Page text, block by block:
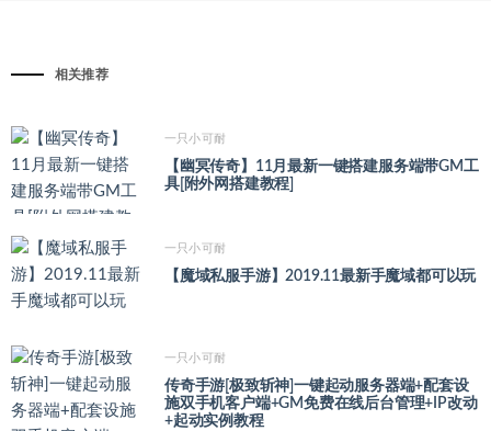
相关推荐
一只小可耐
【幽冥传奇】11月最新一键搭建服务端带GM工
具[附外网搭建教程]
一只小可耐
【魔域私服手游】2019.11最新手魔域都可以玩
一只小可耐
传奇手游[极致斩神]一键起动服务器端+配套设
施双手机客户端+GM免费在线后台管理+IP改动
+起动实例教程